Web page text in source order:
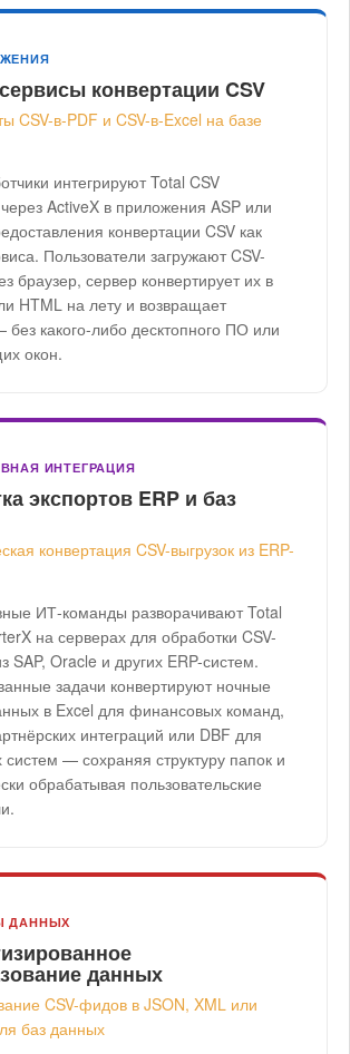
конвертации CSV
CSV-в-PDF и CSV-в-Excel на базе
интегрируют Total CSV
ActiveX в приложения ASP или
конвертации CSV как
Пользователи загружают CSV-
браузер, сервер конвертирует их в
HTML на лету и возвращает
без какого-либо десктопного ПО или
окон.
ИНТЕГРАЦИЯ
экспортов ERP и баз
конвертация CSV-выгрузок из ERP-
ИТ-команды разворачивают Total
на серверах для обработки CSV-
SAP, Oracle и других ERP-систем.
задачи конвертируют ночные
в Excel для финансовых команд,
интеграций или DBF для
систем — сохраняя структуру папок и
обрабатывая пользовательские
ДАННЫХ
данных
CSV-фидов в JSON, XML или
баз данных